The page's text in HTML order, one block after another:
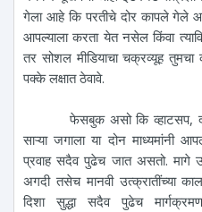
गेला आहे कि परतीचे दोर कापले गेले
आपल्याला करता येत नसेल किंवा
तर सोशल मीडियाचा चक्रव्यूह
पक्के लक्षात ठेवावे.
फेसबुक असो कि व्हाटसप,
साऱ्या जगाला या दोन माध्यमांनी
प्रवाह सदैव पुढेच जात असतो. मागे
अगदी तसेच मानवी उत्क्रातींच्या
दिशा सुद्धा सदैव पुढेच